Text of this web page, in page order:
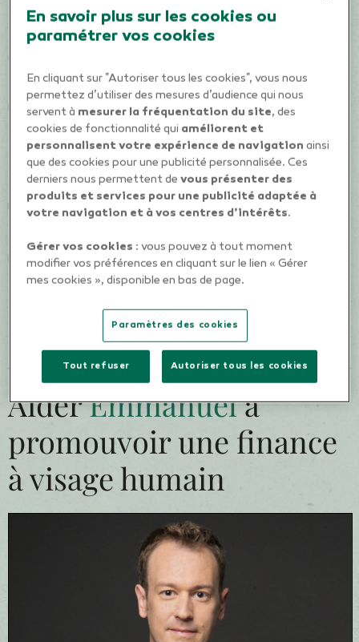
d’euros supplémentaires en investissements durables entre 2022
et 2024. Mais aussi par l’engagement à réduire de 50 % l’intensité
carbone des portefeuilles actions entre 2021 et 2030, et par le
renforcement de notre politique d’exclusion sur les énergies non
conventionnelles. Le Groupe a également rejoint l’Alliance Net-
Zero Asset Owner et adhère en tant qu’investisseur aux United
Nations Principles for Responsible Investments.
Des offres d’épargne performantes et durables
Pour répondre à l’appétence croissante des épargnants pour des
et de retraite durables aux sociétaires et clients. Ainsi, tous les
profils de gestion des contrats d’assurance vie multisupports ont
été dupliqués en version durable. Pour accompagner le
auprès de ses forces de vente, clients et sociétaires, des actions
destinées à améliorer la connaissance et l’appropriation de ces
AiderEmmanuelà
promouvoir une finance
à visage humain
En savoir plus sur les cookies ou
paramétrer vos cookies
En cliquant sur "Autoriser tous les cookies", vous nous
permettez d’utiliser des mesures d’audience qui nous
servent à mesurer la fréquentation du site, des
cookies de fonctionnalité qui améliorent et
personnalisent votre expérience de navigation ainsi
que des cookies pour une publicité personnalisée. Ces
derniers nous permettent devous présenter des
produits et services pour une publicité adaptée à
votre navigation et à vos centres d’intérêts.
Gérer vos cookies : vous pouvez à tout moment
modifier vos préférences en cliquant sur le lien « Gérer
mes cookies », disponible en bas de page.
Paramètres des cookies
Tout refuser Autoriser tous les cookies